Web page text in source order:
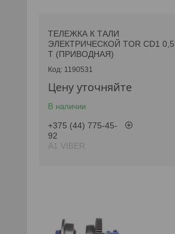
ТЕЛЕЖКА К ТАЛИ
ЭЛЕКТРИЧЕСКОЙ TOR CD1 0,5
Т (ПРИВОДНАЯ)
1190531
Цену уточняйте
В наличии
+375 (44) 775-45-
92
А1 VIBER